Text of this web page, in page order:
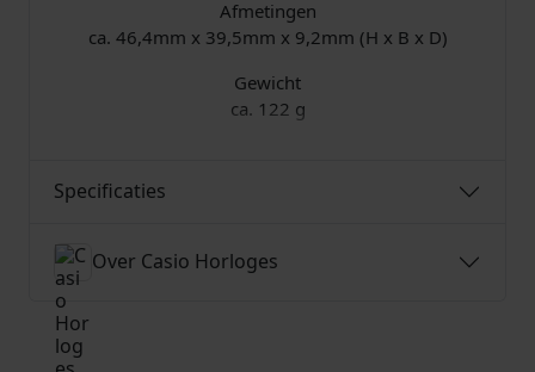
Afmetingen
ca. 46,4mm x 39,5mm x 9,2mm (H x B x D)
Gewicht
ca. 122 g
Specificaties
Over Casio Horloges